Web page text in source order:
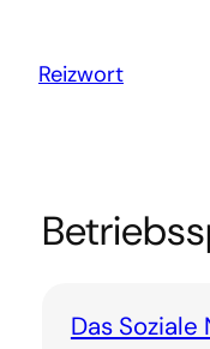
springen
Reizwort
Das